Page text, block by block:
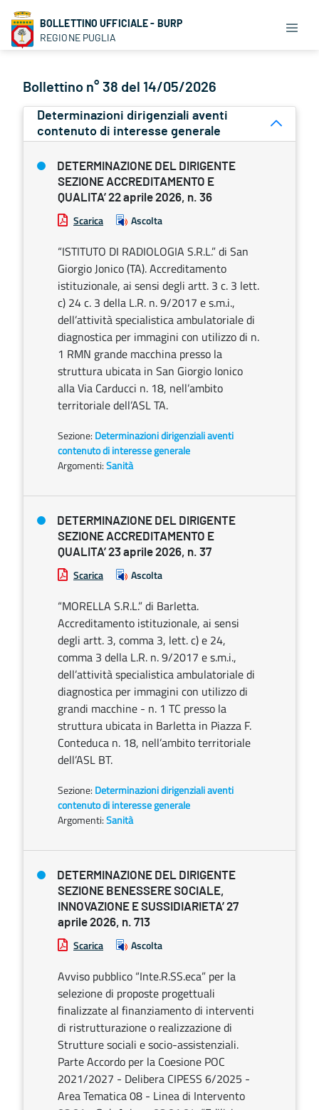
BOLLETTINO UFFICIALE - BURP
REGIONE PUGLIA
Bollettino n° 38 del 14/05/2026
Determinazioni dirigenziali aventi
contenuto di interesse generale
DETERMINAZIONE DEL DIRIGENTE
SEZIONE ACCREDITAMENTO E
QUALITA’ 22 aprile 2026, n. 36
Scarica Ascolta
“ISTITUTO DI RADIOLOGIA S.R.L.” di San
Giorgio Jonico (TA). Accreditamento
istituzionale, ai sensi degli artt. 3 c. 3 lett.
c) 24 c. 3 della L.R. n. 9/2017 e s.m.i.,
dell’attività specialistica ambulatoriale di
diagnostica per immagini con utilizzo di n.
1 RMN grande macchina presso la
struttura ubicata in San Giorgio Ionico
alla Via Carducci n. 18, nell’ambito
territoriale dell’ASL TA.
Sezione: Determinazioni dirigenziali aventi
contenuto di interesse generale
Argomenti:Sanità
DETERMINAZIONE DEL DIRIGENTE
SEZIONE ACCREDITAMENTO E
QUALITA’ 23 aprile 2026, n. 37
Scarica Ascolta
“MORELLA S.R.L.” di Barletta.
Accreditamento istituzionale, ai sensi
degli artt. 3, comma 3, lett. c) e 24,
comma 3 della L.R. n. 9/2017 e s.m.i.,
dell’attività specialistica ambulatoriale di
diagnostica per immagini con utilizzo di
grandi macchine - n. 1 TC presso la
struttura ubicata in Barletta in Piazza F.
Conteduca n. 18, nell’ambito territoriale
dell’ASL BT.
Sezione: Determinazioni dirigenziali aventi
contenuto di interesse generale
Argomenti:Sanità
DETERMINAZIONE DEL DIRIGENTE
SEZIONE BENESSERE SOCIALE,
INNOVAZIONE E SUSSIDIARIETA’ 27
aprile 2026, n. 713
Scarica Ascolta
Avviso pubblico “Inte.R.SS.eca” per la
selezione di proposte progettuali
finalizzate al finanziamento di interventi
di ristrutturazione o realizzazione di
Strutture sociali e socio-assistenziali.
Parte Accordo per la Coesione POC
2021/2027 - Delibera CIPESS 6/2025 -
Area Tematica 08 - Linea di Intervento